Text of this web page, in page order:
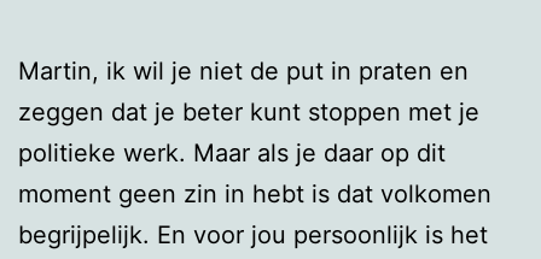
Martin, ik wil je niet de put in praten en
zeggen dat je beter kunt stoppen met je
politieke werk. Maar als je daar op dit
moment geen zin in hebt is dat volkomen
begrijpelijk. En voor jou persoonlijk is het